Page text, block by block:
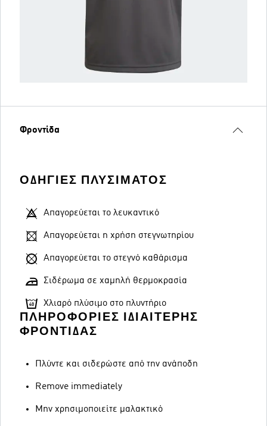
Φροντίδα
ΟΔΗΓΊΕΣ ΠΛΥΣΊΜΑΤΟΣ
Απαγορεύεται το λευκαντικό
Απαγορεύεται η χρήση στεγνωτηρίου
Απαγορεύεται το στεγνό καθάρισμα
Σιδέρωμα σε χαμηλή θερμοκρασία
Χλιαρό πλύσιμο στο πλυντήριο
ΠΛΗΡΟΦΟΡΊΕΣ ΙΔΙΑΊΤΕΡΗΣ
ΦΡΟΝΤΊΔΑΣ
Πλύντε και σιδερώστε από την ανάποδη
Remove immediately
Μην χρησιμοποιείτε μαλακτικό